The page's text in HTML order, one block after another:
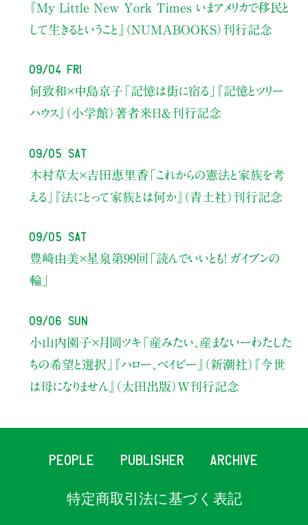
『My Little New York Times いまアメリカで移民と
して生きるということ』（NUMABOOKS）刊行記念
09/04 Fri
何致和×中島京子 「記憶は街に宿る」
『記憶とツリー
ハウス』（小学館）著者来日＆刊行記念
09/05 Sat
木村草太×吉田恵里香 「これからの憲法と家族を考
える」
『法にとって家族とは何か』（青土社）刊行記念
09/05 Sat
豊﨑由美×星泉 第99回「読んでいいとも！ ガイブンの
輪」
09/06 Sun
小山内園子×月岡ツキ 「産みたい、産まないーわたした
ちの希望と選択」
『ハロー、ベイビー』（新潮社） 『今世
は母になりません』（太田出版）W刊行記念
PEOPLE PUBLISHER ARCHIVE
特定商取引法に基づく表記